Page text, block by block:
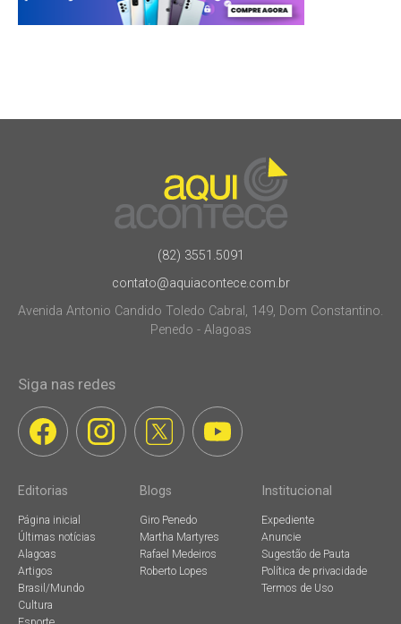
(82) 3551.5091
contato@aquiacontece.com.br
Avenida Antonio Candido Toledo Cabral, 149, Dom Constantino.
Penedo - Alagoas
Siga nas redes
Editorias
Página inicial
Últimas notícias
Alagoas
Artigos
Brasil/Mundo
Cultura
Blogs
Giro Penedo
Martha Martyres
Rafael Medeiros
Roberto Lopes
Institucional
Expediente
Anuncie
Sugestão de Pauta
Política de privacidade
Termos de Uso